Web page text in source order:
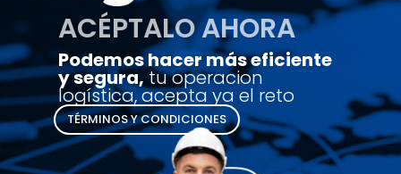
ACÉPTALO AHORA
Podemos hacer más eficiente
y segura,tu operacion
logística, acepta ya el reto
TÉRMINOS Y CONDICIONES